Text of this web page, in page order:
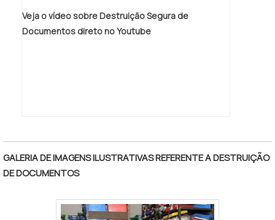
Veja o vídeo sobre Destruição Segura de
Documentos direto no Youtube
GALERIA DE IMAGENS ILUSTRATIVAS REFERENTE A DESTRUIÇÃO
DE DOCUMENTOS